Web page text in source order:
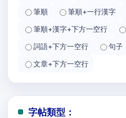
筆順
筆順+一行漢字
筆順+漢字+下方一空行
詞語+下方一空行
句子
文章+下方一空行
字帖類型：